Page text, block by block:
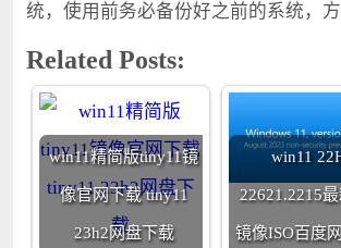
统，使用前务必备份好之前的系统，方
Related Posts:
win11精简版tiny11镜
像官网下载 tiny11
23h2网盘下载
win11
22621.2215
镜像ISO百度